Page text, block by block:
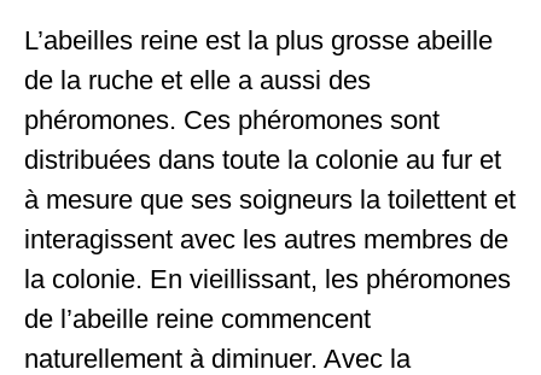
L’abeilles reine est la plus grosse abeille
de la ruche et elle a aussi des
phéromones. Ces phéromones sont
distribuées dans toute la colonie au fur et
à mesure que ses soigneurs la toilettent et
interagissent avec les autres membres de
la colonie. En vieillissant, les phéromones
de l’abeille reine commencent
naturellement à diminuer. Avec la